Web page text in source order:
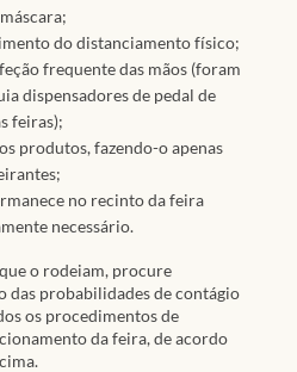
do distanciamento físico;
frequente das mãos (foram
dispensadores de pedal de
feiras);
produtos, fazendo-o apenas
no recinto da feira
necessário.
o rodeiam, procure
das probabilidades de contágio
os procedimentos de
da feira, de acordo